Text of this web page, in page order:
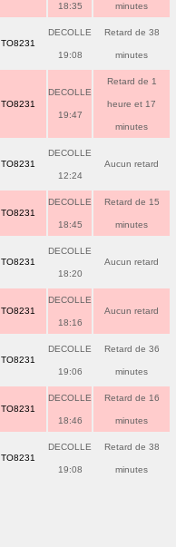
18:35 minutes
TO8231
DECOLLE
19:08
Retard de 38
minutes
TO8231
DECOLLE
19:47
Retard de 1
heure et 17
minutes
TO8231
DECOLLE
12:24
Aucun retard
TO8231
DECOLLE
18:45
Retard de 15
minutes
TO8231
DECOLLE
18:20
Aucun retard
TO8231
DECOLLE
18:16
Aucun retard
TO8231
DECOLLE
19:06
Retard de 36
minutes
TO8231
DECOLLE
18:46
Retard de 16
minutes
TO8231
DECOLLE
19:08
Retard de 38
minutes